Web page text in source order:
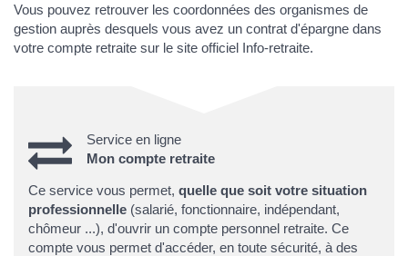
Vous pouvez retrouver les coordonnées des organismes de
gestion auprès desquels vous avez un contrat d'épargne dans
votre compte retraite sur le site officiel Info-retraite.
Service en ligne
Mon compte retraite
Ce service vous permet, quelle que soit votre situation
professionnelle (salarié, fonctionnaire, indépendant,
chômeur ...), d'ouvrir un compte personnel retraite. Ce
compte vous permet d'accéder, en toute sécurité, à des